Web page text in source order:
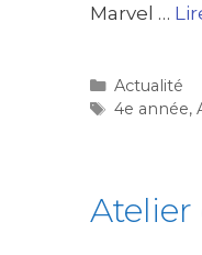
Marvel …
Actualité
4e année,
Atelier